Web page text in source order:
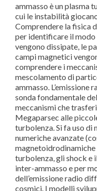
ammasso è un plasma
cui le instabilità
Comprendere la fisica
per identificare il modo
vengono dissipate, le
campi magnetici
comprendere i
mescolamento di
ammasso. L’emissione
sonda fondamentale
meccanismi che
Megaparsec alle
turbolenza. Si fa uso
numeriche avanzate
turbolenza, gli shock e
inter-ammasso e per
dell’emissione radio
cosmici. I modelli